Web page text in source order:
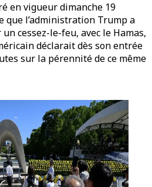
en vigueur dimanche 19
que l’administration Trump a
cessez-le-feu, avec le Hamas,
déclarait dès son entrée
sur la pérennité de ce même